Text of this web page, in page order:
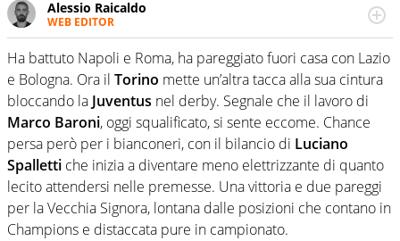
Alessio Raicaldo
WEB EDITOR
Un figlio che si chiama Diego e la tesi di laurea sugli stadi
di proprietà in Italia. Il calcio quale filo conduttore
irrinunciabile tra passione e professione. Per Virgilio
Sport indaga, approfondisce e scandaglia l'universo
mondo dello sport per antonomasia
Ha battuto Napoli e Roma, ha pareggiato fuori casa con Lazio
e Bologna. Ora il Torino mette un’altra tacca alla sua cintura
bloccando la Juventus nel derby. Segnale che il lavoro di
Marco Baroni, oggi squalificato, si sente eccome. Chance
persa però per i bianconeri, con il bilancio di Luciano
Spalletti che inizia a diventare meno elettrizzante di quanto
lecito attendersi nelle premesse. Una vittoria e due pareggi
per la Vecchia Signora, lontana dalle posizioni che contano in
Champions e distaccata pure in campionato.